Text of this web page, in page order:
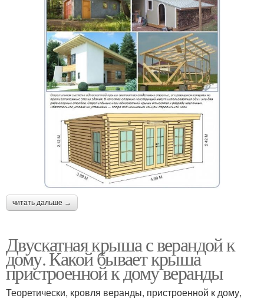
читать дальше →
Двускатная крыша с верандой к
дому. Какой бывает крыша
пристроенной к дому веранды
Теоретически, кровля веранды, пристроенной к дому,